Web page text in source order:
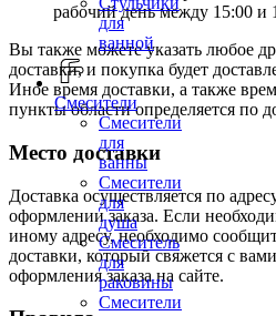
для
ванной
Смесители
Смесители
для
ванны
Смесители
для
душа
Смеситель
для
раковины
Смесители
рабочий день между 15:00 и
Вы также можете указать любое
доставки, и покупка будет
Иное время доставки, а также
пункты области определяется по
Место доставки
Доставка осуществляется по
оформлении заказа. Если
иному адресу, необходимо
доставки, который свяжется с
оформления заказа на сайте.